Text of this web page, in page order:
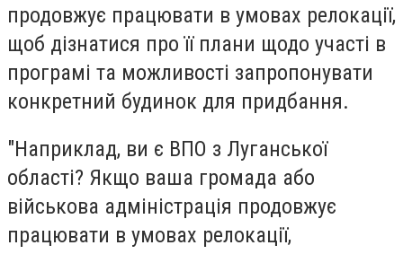
продовжує працювати в умовах релокації,
щоб дізнатися про її плани щодо участі в
програмі та можливості запропонувати
конкретний будинок для придбання.
"Наприклад, ви є ВПО з Луганської
області? Якщо ваша громада або
військова адміністрація продовжує
працювати в умовах релокації,